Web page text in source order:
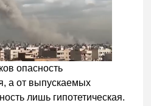
опасность
а от выпускаемых
лишь гипотетическая.